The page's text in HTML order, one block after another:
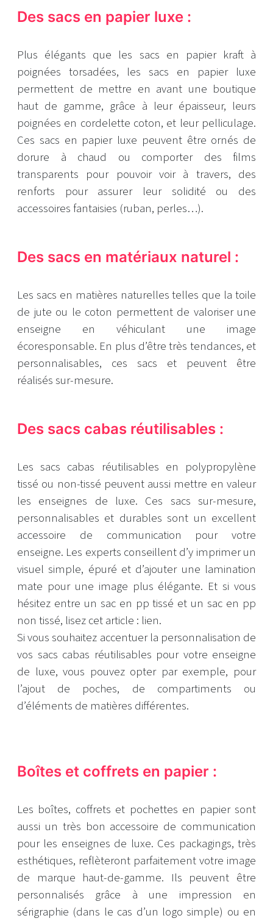
Des sacs en papier luxe :
Plus élégants que les sacs en papier kraft à
poignées torsadées, les sacs en papier luxe
permettent de mettre en avant une boutique
haut de gamme, grâce à leur épaisseur, leurs
poignées en cordelette coton, et leur pelliculage.
Ces sacs en papier luxe peuvent être ornés de
dorure à chaud ou comporter des films
transparents pour pouvoir voir à travers, des
renforts pour assurer leur solidité ou des
accessoires fantaisies (ruban, perles…).
Des sacs en matériaux naturel :
Les sacs en matières naturelles telles que la toile
de jute ou le coton permettent de valoriser une
enseigne en véhiculant une image
écoresponsable. En plus d’être très tendances, et
personnalisables, ces sacs et peuvent être
réalisés sur-mesure.
Des sacs cabas réutilisables :
Les sacs cabas réutilisables en polypropylène
tissé ou non-tissé peuvent aussi mettre en valeur
les enseignes de luxe. Ces sacs sur-mesure,
personnalisables et durables sont un excellent
accessoire de communication pour votre
enseigne. Les experts conseillent d’y imprimer un
visuel simple, épuré et d’ajouter une lamination
mate pour une image plus élégante. Et si vous
hésitez entre un sac en pp tissé et un sac en pp
non tissé, lisez cet article : lien.
Si vous souhaitez accentuer la personnalisation de
vos sacs cabas réutilisables pour votre enseigne
de luxe, vous pouvez opter par exemple, pour
l’ajout de poches, de compartiments ou
d’éléments de matières différentes.
Boîtes et coffrets en papier :
Les boîtes, coffrets et pochettes en papier sont
aussi un très bon accessoire de communication
pour les enseignes de luxe. Ces packagings, très
esthétiques, reflèteront parfaitement votre image
de marque haut-de-gamme. Ils peuvent être
personnalisés grâce à une impression en
sérigraphie (dans le cas d’un logo simple) ou en